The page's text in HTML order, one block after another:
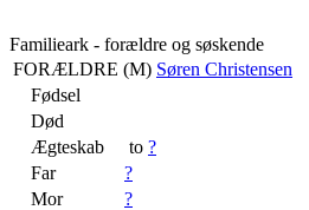
Familieark - forældre og søskende
FORÆLDRE (M) Søren Christensen
Fødsel
Død
Ægteskab
to ?
Far
?
Mor
?